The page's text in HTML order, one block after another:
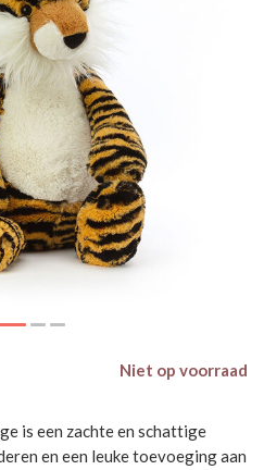
Niet op voorraad
is een zachte en schattige
en een leuke toevoeging aan